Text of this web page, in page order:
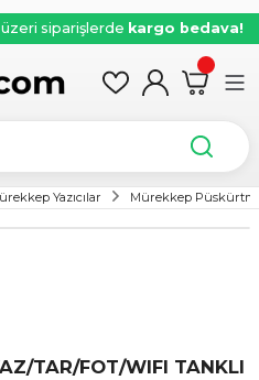
siparişlerde kargo bedava!
Yazıcılar Mürekkep
TAR/FOT/WIFI TANKLI